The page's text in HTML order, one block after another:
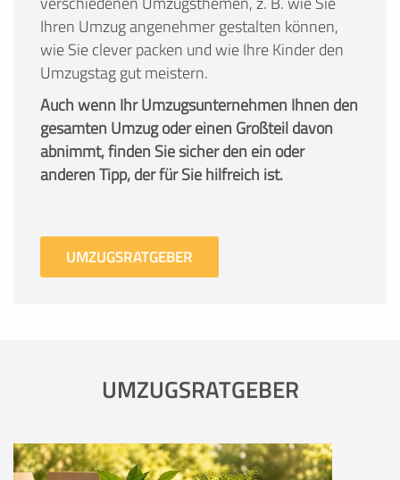
Ihren Umzug angenehmer gestalten können,
wie Sie clever packen und wie Ihre Kinder den
Umzugstag gut meistern.
Auch wenn Ihr Umzugsunternehmen Ihnen den
gesamten Umzug oder einen Großteil davon
abnimmt, finden Sie sicher den ein oder
anderen Tipp, der für Sie hilfreich ist.
UMZUGSRATGEBER
UMZUGSRATGEBER